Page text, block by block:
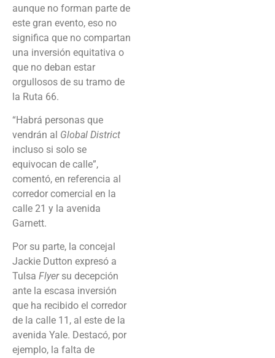
aunque no forman parte de
este gran evento, eso no
significa que no compartan
una inversión equitativa o
que no deban estar
orgullosos de su tramo de
la Ruta 66.
“Habrá personas que
vendrán al Global District
incluso si solo se
equivocan de calle”,
comentó, en referencia al
corredor comercial en la
calle 21 y la avenida
Garnett.
Por su parte, la concejal
Jackie Dutton expresó a
Tulsa Flyersu decepción
ante la escasa inversión
que ha recibido el corredor
de la calle 11, al este de la
avenida Yale. Destacó, por
ejemplo, la falta de